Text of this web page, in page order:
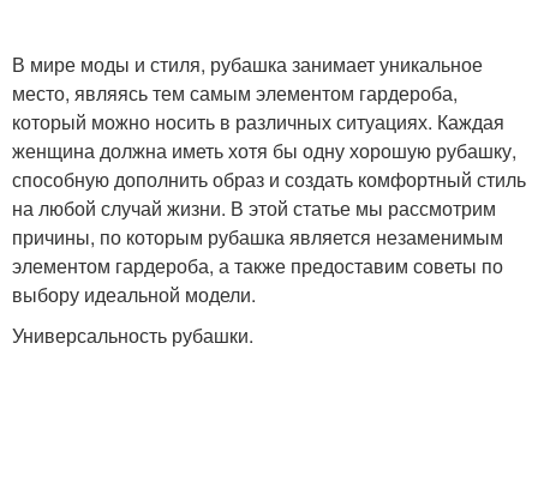
В мире моды и стиля, рубашка занимает уникальное
место, являясь тем самым элементом гардероба,
который можно носить в различных ситуациях. Каждая
женщина должна иметь хотя бы одну хорошую рубашку,
способную дополнить образ и создать комфортный стиль
на любой случай жизни. В этой статье мы рассмотрим
причины, по которым рубашка является незаменимым
элементом гардероба, а также предоставим советы по
выбору идеальной модели.
Универсальность рубашки.